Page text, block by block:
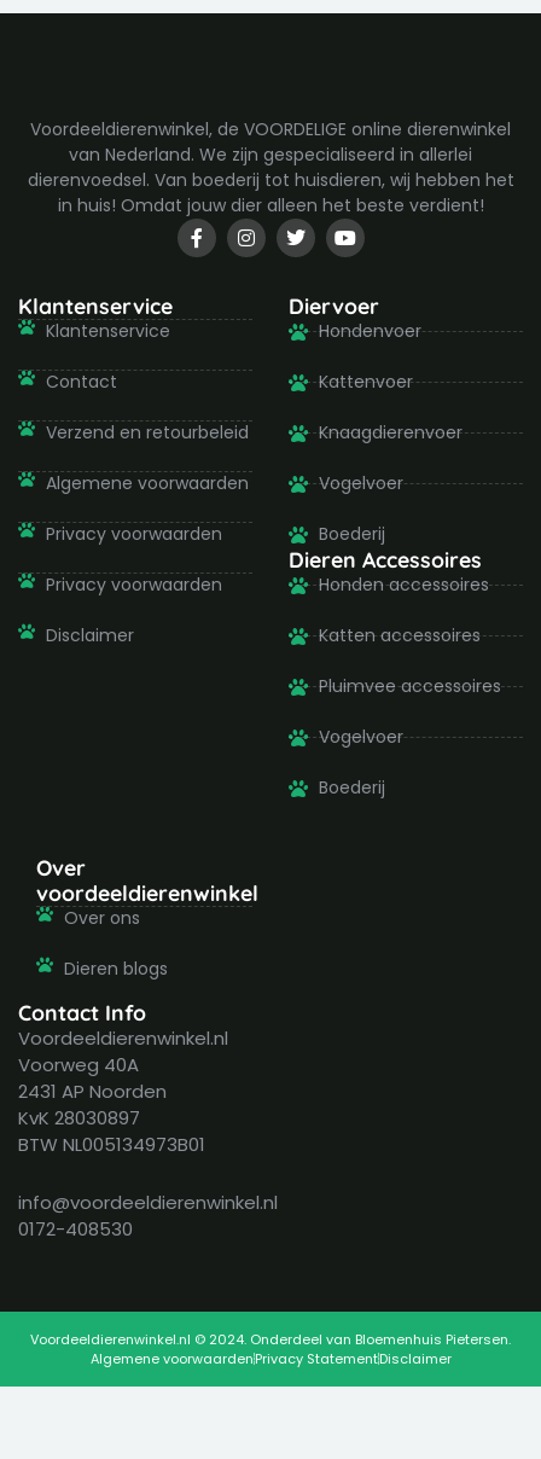
Voordeeldierenwinkel, de VOORDELIGE online dierenwinkel
van Nederland. We zijn gespecialiseerd in allerlei
dierenvoedsel. Van boederij tot huisdieren, wij hebben het
in huis! Omdat jouw dier alleen het beste verdient!
F
a
c
o
I
n
s
g
T
w
i
t
e
r
Y
o
u
u
b
e
Klantenservice
Klantenservice
Contact
Verzend en retourbeleid
Algemene voorwaarden
Privacy voorwaarden
Privacy voorwaarden
Disclaimer
Diervoer
Hondenvoer
Kattenvoer
Knaagdierenvoer
Vogelvoer
Boederij
Dieren Accessoires
Honden accessoires
Katten accessoires
Pluimvee accessoires
Vogelvoer
Boederij
Over
voordeeldierenwinkel
Over ons
Dieren blogs
Contact Info
Voordeeldierenwinkel.nl
Voorweg 40A
2431 AP Noorden
KvK 28030897
BTW NL005134973B01
info@voordeeldierenwinkel.nl
0172-408530
Voordeeldierenwinkel.nl © 2024. Onderdeel van Bloemenhuis Pietersen.
Algemene voorwaardenPrivacy StatementDisclaimer